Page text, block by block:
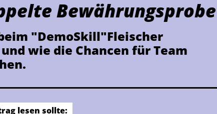
Bewährungsprobe
"DemoSkill"Fleischer
wie die Chancen für Team
lesen sollte: